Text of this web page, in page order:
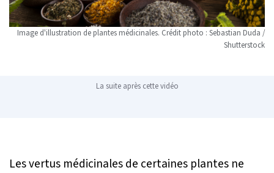
Image d'illustration de plantes médicinales. Crédit photo : Sebastian Duda /
Shutterstock
La suite après cette vidéo
Les vertus médicinales de certaines plantes ne